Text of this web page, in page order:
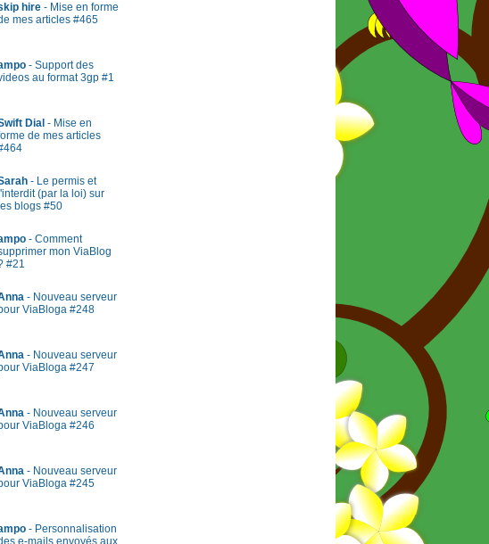
hire - Mise en forme
mes articles #465
- Support des
au format 3gp #1
Dial - Mise en
de mes articles
- Le permis et
l'interdit (par la loi) sur
les blogs #50
- Comment
mon ViaBlog
#21
- Nouveau serveur
ViaBloga #248
- Nouveau serveur
ViaBloga #247
- Nouveau serveur
ViaBloga #246
- Nouveau serveur
ViaBloga #245
- Personnalisation
e-mails envoyés aux